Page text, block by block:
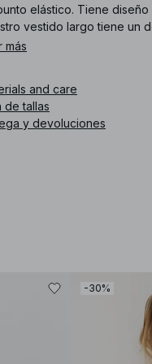
elástico. Tiene
vestido largo tiene un
que este artículo
de artículo
más
and care
de tallas
y devoluciones
-30%